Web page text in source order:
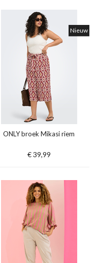
Nieuw
ONLY broek Mikasi riem
€ 39,99